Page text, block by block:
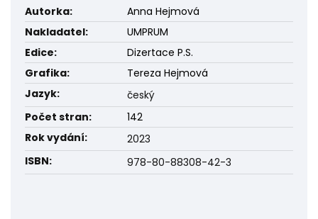
Autorka:
Anna Hejmová
Nakladatel:
UMPRUM
Edice:
Dizertace P.S.
Grafika:
Tereza Hejmová
Jazyk:
český
Počet stran:
142
Rok vydání:
2023
ISBN:
978-80-88308-42-3